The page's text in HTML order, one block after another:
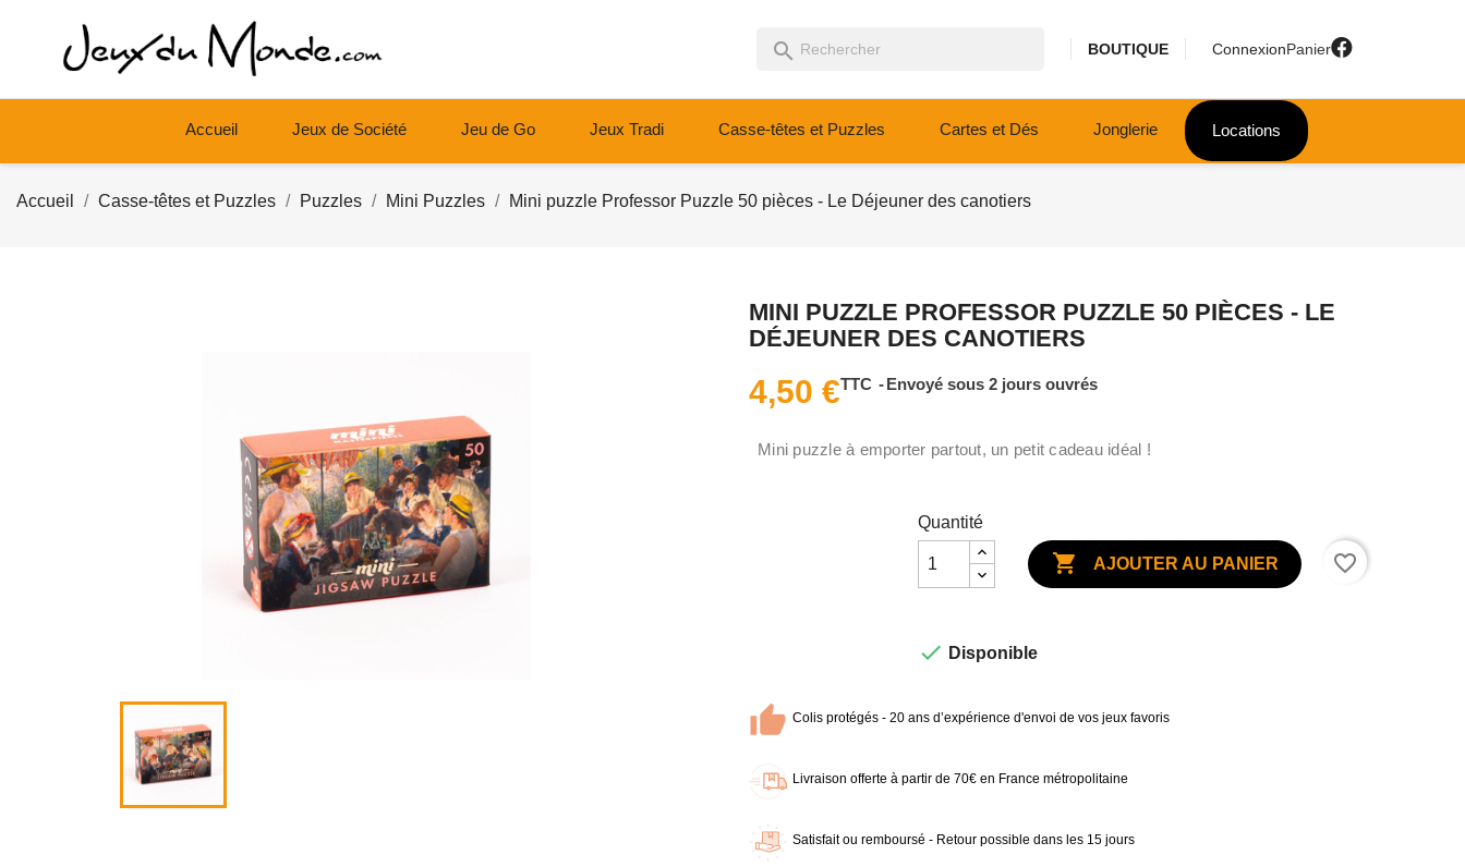
search BOUTIQUE ConnexionPanier
Accueil Jeux de Société Jeu de Go Jeux Tradi Casse-têtes et Puzzles Cartes et Dés Jonglerie Locations
Accueil Casse-têtes et Puzzles Puzzles Mini Puzzles Mini puzzle Professor Puzzle 50 pièces - Le Déjeuner des canotiers
MINI PUZZLE PROFESSOR PUZZLE 50 PIÈCES - LE
DÉJEUNER DES CANOTIERS
4,50 €TTC Envoyé sous 2 jours ouvrés
Mini puzzle à emporter partout, un petit cadeau idéal !
Quantité
 AJOUTER AU PANIER favorite_border
 Disponible
Colis protégés - 20 ans d’expérience d'envoi de vos jeux favoris
Livraison offerte à partir de 70€ en France métropolitaine
Satisfait ou remboursé - Retour possible dans les 15 jours